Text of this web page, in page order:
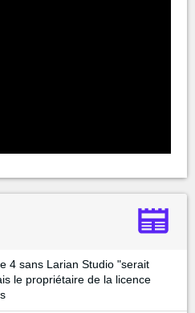
4 sans Larian Studio "serait
le propriétaire de la licence